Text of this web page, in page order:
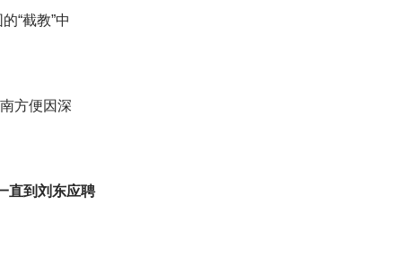
“截教”中
方便因深
直到刘东应聘